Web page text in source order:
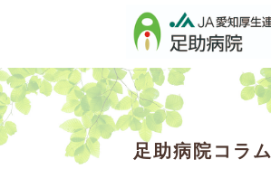
足助病院コラム